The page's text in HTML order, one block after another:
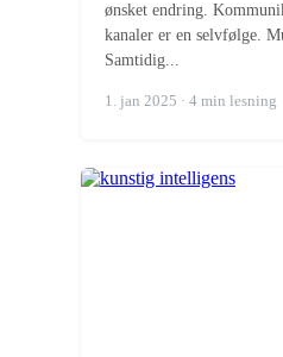
ønsket endring.
kanaler er en selvfølge.
Samtidig...
1. jan 2025 · 4 min lesning